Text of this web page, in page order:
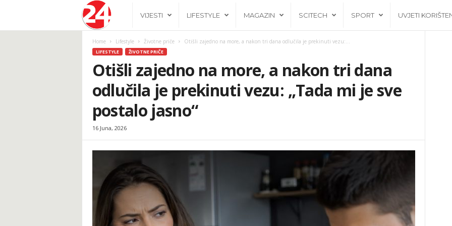
.
a
VIJESTI LIFESTYLE MAGAZIN SCITECH SPORT UVJETI
Home Lifestyle Životne priče Otišli zajedno na more, a nakon tri dana odlučila je prekinuti vezu:...
LIFESTYLE ŽIVOTNE PRIČE
Otišli zajedno na more, a nakon tri dana
odlučila je prekinuti vezu: „Tada mi je sve
postalo jasno“
16 Juna, 2026